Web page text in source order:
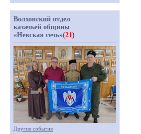
Волховский отдел
казачьей общины
«Невская сечь»(21)
Другие события